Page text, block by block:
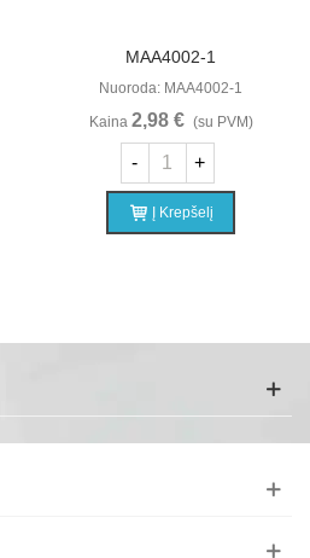
MAA4002-1
Nuoroda: MAA4002-1
Kaina 2,98 € (su PVM)
- +
Į Krepšelį